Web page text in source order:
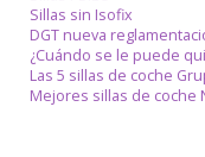
Sillas sin Isofix
DGT nueva
¿Cuándo se le puede
Las 5 sillas de coche
Mejores sillas de coche